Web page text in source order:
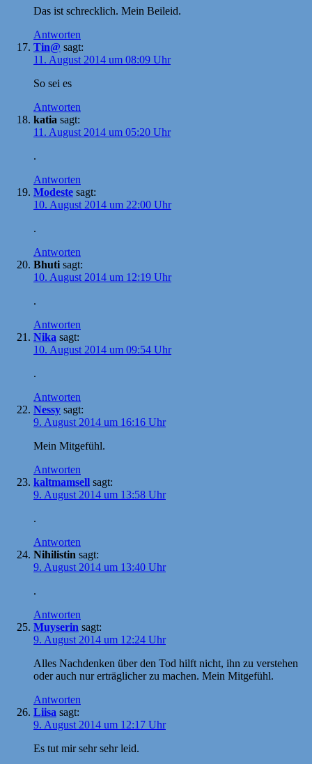
Das ist schrecklich. Mein Beileid.
Antworten
Tin@ sagt:
11. August 2014 um 08:09 Uhr
So sei es
Antworten
katia sagt:
11. August 2014 um 05:20 Uhr
.
Antworten
Modeste sagt:
10. August 2014 um 22:00 Uhr
.
Antworten
Bhuti sagt:
10. August 2014 um 12:19 Uhr
.
Antworten
Nika sagt:
10. August 2014 um 09:54 Uhr
.
Antworten
Nessy sagt:
9. August 2014 um 16:16 Uhr
Mein Mitgefühl.
Antworten
kaltmamsell sagt:
9. August 2014 um 13:58 Uhr
.
Antworten
Nihilistin sagt:
9. August 2014 um 13:40 Uhr
.
Antworten
Muyserin sagt:
9. August 2014 um 12:24 Uhr
Alles Nachdenken über den Tod hilft nicht, ihn zu verstehen
oder auch nur erträglicher zu machen. Mein Mitgefühl.
Antworten
Liisa sagt:
9. August 2014 um 12:17 Uhr
Es tut mir sehr sehr leid.